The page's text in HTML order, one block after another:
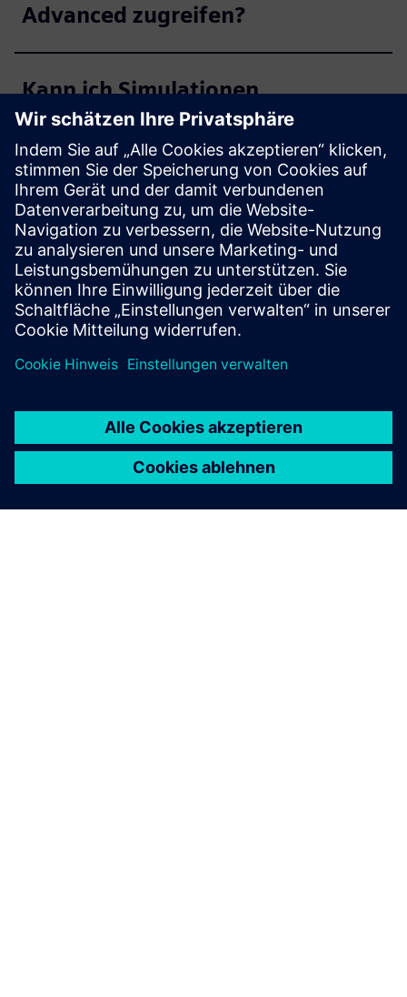
Advanced zugreifen?
Kann ich Simulationen
ausführen, ohne Software
lokal zu installieren?
Ist Simcenter X Advanced
sicher und entspricht den
Industriestandards?